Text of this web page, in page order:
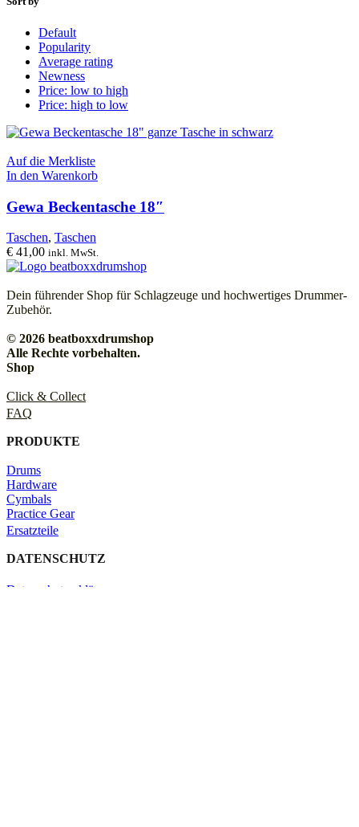
Default
Popularity
Average rating
Newness
Price: low to high
Price: high to low
Auf die Merkliste
In den Warenkorb
Gewa Beckentasche 18″
Taschen, Taschen
€ 41,00 inkl. MwSt.
Dein führender Shop für Schlagzeuge und hochwertiges Drummer-
Zubehör.
© 2026 beatboxxdrumshop
Alle Rechte vorbehalten.
Shop
Click & Collect
FAQ
PRODUKTE
Drums
Hardware
Cymbals
Practice Gear
Ersatzteile
DATENSCHUTZ
Datenschutzerklärung